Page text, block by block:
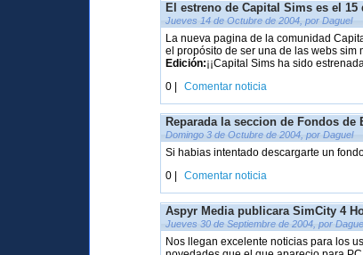
El estreno de Capital Sims es el 15
Jueves 14 de Octubre de 2004, por Daguel
La nueva pagina de la comunidad
el propósito de ser una de las webs
Edición:¡¡Capital Sims ha sido
0 |
Comentar noticia
Reparada la seccion de Fondos de
Domingo 3 de Octubre de 2004, por Daguel
Si habias intentado descargarte un
0 |
Comentar noticia
Aspyr Media publicara SimCity 4
Jueves 30 de Septiembre de 2004, por
Nos llegan excelente noticias para los